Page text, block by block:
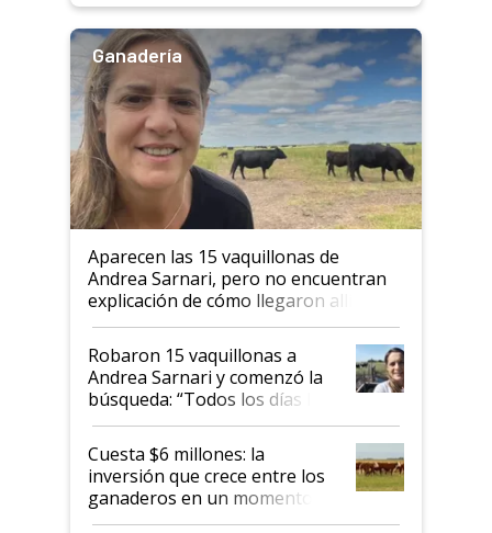
Ganadería
Aparecen las 15 vaquillonas de
Andrea Sarnari, pero no encuentran
explicación de cómo llegaron allí
Robaron 15 vaquillonas a
Andrea Sarnari y comenzó la
búsqueda: “Todos los días le
toca a algún productor”
Cuesta $6 millones: la
inversión que crece entre los
ganaderos en un momento
histórico para la actividad